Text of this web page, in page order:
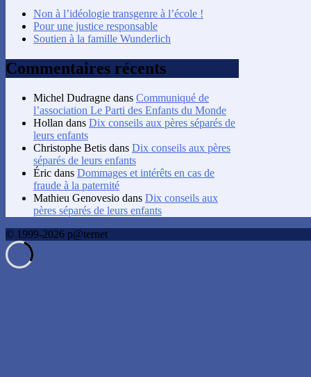
Non à l’idéologie transgenre à l’école !
Pour une justice responsable
Soutien à la famille Wunderlich
Commentaires récents
Michel Dudragne dans Communiqué de
l’association Le Parti des Enfants du Monde
Hollan dans Dix conseils aux pères séparés de
leurs enfants
Christophe Betis dans Dix conseils aux pères
séparés de leurs enfants
Éric dans Dommages et intérêts en cas de
fraude à la paternité
Mathieu Genovesio dans Dix conseils aux
pères séparés de leurs enfants
© 1999-2026 p@ternet